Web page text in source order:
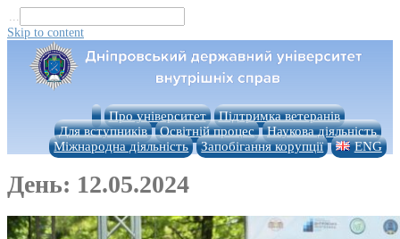
...
Skip to content
Про університет
Підтримка ветеранів
Для вступників
Освітній процес
Наукова діяльність
Міжнародна діяльність
Запобігання корупції ENG
День: 12.05.2024